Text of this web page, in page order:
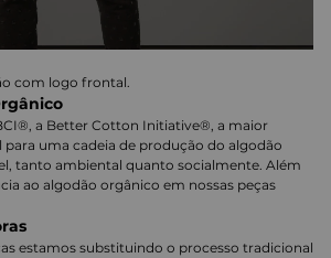
com logo frontal.
a Better Cotton Initiative®, a maior
para uma cadeia de produção do algodão
tanto ambiental quanto socialmente. Além
ao algodão orgânico em nossas peças
estamos substituindo o processo tradicional